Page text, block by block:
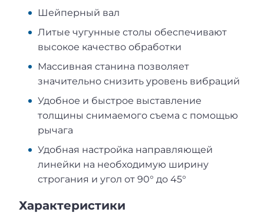
Шейперный вал
Литые чугунные столы обеспечивают
высокое качество обработки
Массивная станина позволяет
значительно снизить уровень вибраций
Удобное и быстрое выставление
толщины снимаемого съема с помощью
рычага
Удобная настройка направляющей
линейки на необходимую ширину
строгания и угол от 90° до 45°
Характеристики